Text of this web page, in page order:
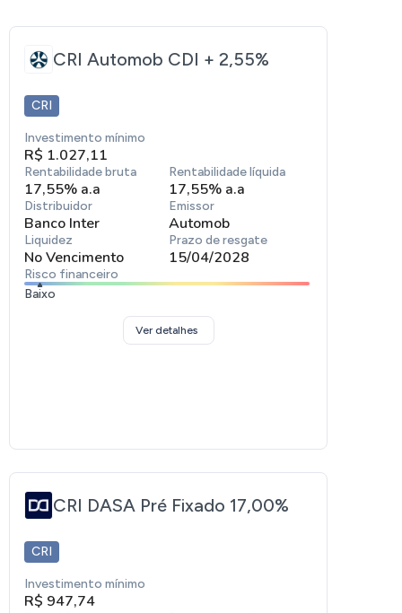
CRI Automob CDI + 2,55%
CRI
Investimento mínimo
R$ 1.027,11
Rentabilidade bruta
17,55% a.a
Rentabilidade líquida
17,55% a.a
Distribuidor
Banco Inter
Emissor
Automob
Liquidez
No Vencimento
Prazo de resgate
15/04/2028
Risco financeiro
Baixo
Ver detalhes
CRI DASA Pré Fixado 17,00%
CRI
Investimento mínimo
R$ 947,74